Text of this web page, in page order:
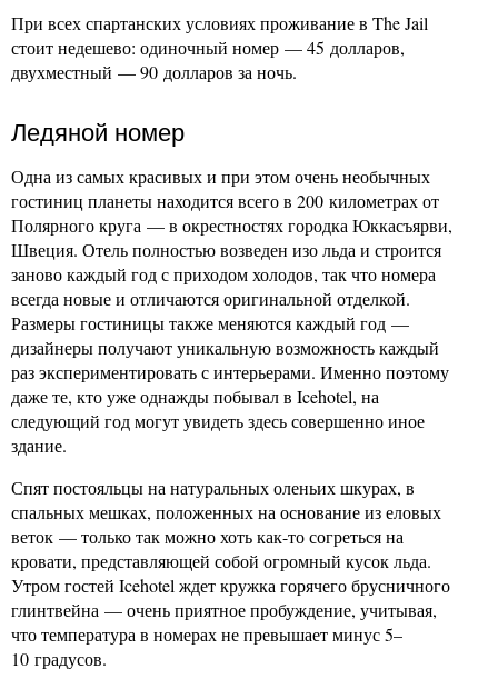
При всех спартанских условиях проживание в The Jail
стоит недешево: одиночный номер — 45 долларов,
двухместный — 90 долларов за ночь.
Ледяной номер
Одна из самых красивых и при этом очень необычных
гостиниц планеты находится всего в 200 километрах от
Полярного круга — в окрестностях городка Юккасъярви,
Швеция. Отель полностью возведен изо льда и строится
заново каждый год с приходом холодов, так что номера
всегда новые и отличаются оригинальной отделкой.
Размеры гостиницы также меняются каждый год —
дизайнеры получают уникальную возможность каждый
раз экспериментировать с интерьерами. Именно поэтому
даже те, кто уже однажды побывал в Icehotel, на
следующий год могут увидеть здесь совершенно иное
здание.
Спят постояльцы на натуральных оленьих шкурах, в
спальных мешках, положенных на основание из еловых
веток — только так можно хоть как-то согреться на
кровати, представляющей собой огромный кусок льда.
Утром гостей Icehotel ждет кружка горячего брусничного
глинтвейна — очень приятное пробуждение, учитывая,
что температура в номерах не превышает минус 5–
10 градусов.